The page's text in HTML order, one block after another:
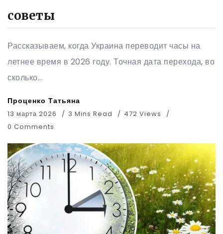
советы
Рассказываем, когда Украина переводит часы на
летнее время в 2026 году. Точная дата перехода, во
сколько...
Проценко Татьяна
13 марта 2026 3 Mins Read
472 Views
0 Comments